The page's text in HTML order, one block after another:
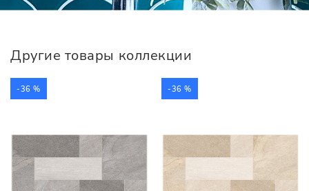
Другие товары коллекции
-36 % -36 %